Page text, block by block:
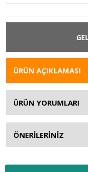
ÜRÜN AÇIKLAMASI
ÜRÜN YORUMLARI
ÖNERİLERİNİZ